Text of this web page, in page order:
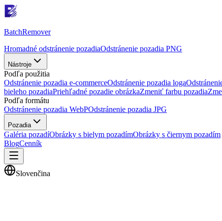
BatchRemover
Hromadné odstránenie pozadiaOdstránenie pozadia PNG
Nástroje
Podľa použitia
Odstránenie pozadia e-commerceOdstránenie pozadia loga
bieleho pozadiaPriehľadné pozadie obrázkaZmeniť farbu pozadia
Podľa formátu
Odstránenie pozadia WebPOdstránenie pozadia JPG
Pozadia
Galéria pozadíObrázky s bielym pozadímObrázky s čiernym pozadím
BlogCenník
Slovenčina